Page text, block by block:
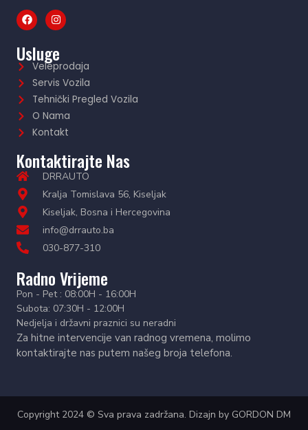
Usluge
Veleprodaja
Servis Vozila
Tehnički Pregled Vozila
O Nama
Kontakt
Kontaktirajte Nas
DRRAUTO
Kralja Tomislava 56, Kiseljak
Kiseljak, Bosna i Hercegovina
info@drrauto.ba
030-877-310
Radno Vrijeme
Pon - Pet : 08:00H - 16:00H
Subota: 07:30H - 12:00H
Nedjelja i državni praznici su neradni
Za hitne intervencije van radnog vremena, molimo
kontaktirajte nas putem našeg broja telefona.
Copyright 2024 © Sva prava zadržana. Dizajn by GORDON DM